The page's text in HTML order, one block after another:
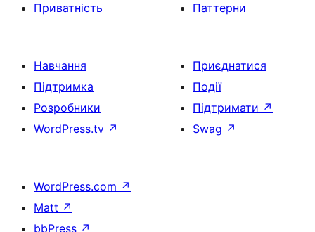
Приватність
Паттерни
Навчання
Підтримка
Розробники
WordPress.tv ↗
Приєднатися
Події
Підтримати ↗
Swag ↗
WordPress.com ↗
Matt ↗
bbPress ↗